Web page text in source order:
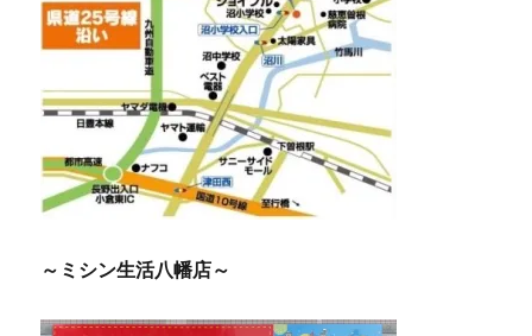
～ミシン生活八幡店～